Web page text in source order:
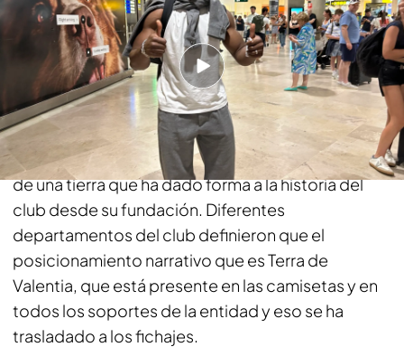
El Valencia CF va desbloqueando barrios con sus
presentaciones. Lo hizo conSato desde Ciutat
Vella,con De Haas(el Cabanyal) y conGuido
Rodríguez (Ruzafa), para potenciar su campaña
de marketing
Terra de Valentia
. Un pensamiento
que pone en valor el origen, la cultura y el carácter
de una tierra que ha dado forma a la historia del
club desde su fundación. Diferentes
departamentos del club definieron que el
posicionamiento narrativo que es Terra de
Valentia, que está presente en las camisetas y en
todos los soportes de la entidad y eso se ha
trasladado a los fichajes.